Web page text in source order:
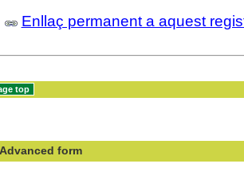
Enllaç permanent a aquest
form